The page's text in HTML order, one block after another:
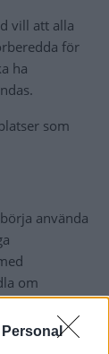
vill att alla
för
ha
som
använda
om
det är inget